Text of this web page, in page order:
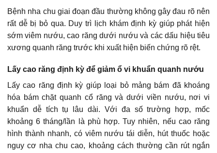
Bệnh nha chu giai đoạn đầu thường không gây đau rõ nên
rất dễ bị bỏ qua. Duy trì lịch khám định kỳ giúp phát hiện
sớm viêm nướu, cao răng dưới nướu và các dấu hiệu tiêu
xương quanh răng trước khi xuất hiện biến chứng rõ rệt.
Lấy cao răng định kỳ để giảm ổ vi khuẩn quanh nướu
Lấy cao răng định kỳ giúp loại bỏ mảng bám đã khoáng
hóa bám chặt quanh cổ răng và dưới viền nướu, nơi vi
khuẩn dễ tích tụ lâu dài. Với đa số trường hợp, mốc
khoảng 6 tháng/lần là phù hợp. Tuy nhiên, nếu cao răng
hình thành nhanh, có viêm nướu tái diễn, hút thuốc hoặc
nguy cơ nha chu cao, khoảng cách thường cần rút ngắn